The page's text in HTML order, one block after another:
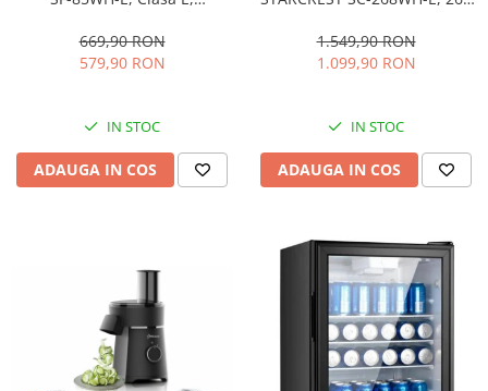
Alte obiecte sanitare
interioara, Compartiment
gheata, H 82 cm, Alb
669,90 RON
579,90 RON
IN STOC
ADAUGA IN COS
Termostat reglabil, Iluminare
LED, Picioare ajustabile, Usi
1.549,90 RON
1.099,90 RON
IN STOC
ADAUGA IN COS